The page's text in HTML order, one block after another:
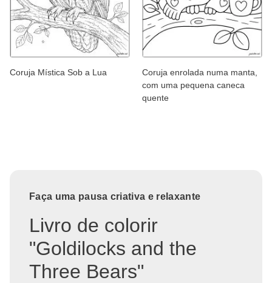
Coruja Mística Sob a Lua
Coruja enrolada numa manta,
com uma pequena caneca
quente
Faça uma pausa criativa e relaxante
Livro de colorir
"Goldilocks and the
Three Bears"